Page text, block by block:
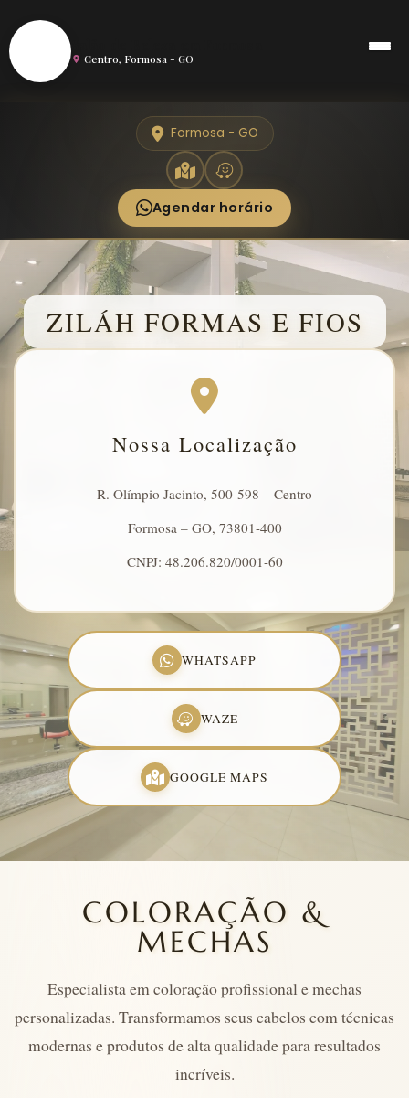
Centro, Formosa - GO
Formosa - GO
Agendar horário
ZILÁH FORMAS E FIOS
Nossa Localização
R. Olímpio Jacinto, 500-598 – Centro
Formosa – GO, 73801-400
CNPJ: 48.206.820/0001-60
WHATSAPP
WAZE
GOOGLE MAPS
COLORAÇÃO &
MECHAS
Especialista em coloração profissional e mechas
personalizadas. Transformamos seus cabelos com técnicas
modernas e produtos de alta qualidade para resultados
incríveis.